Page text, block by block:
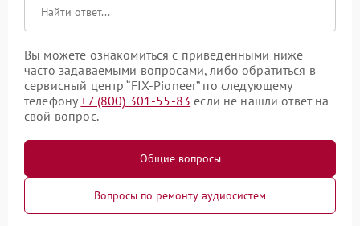
Вы можете ознакомиться с приведенными ниже
часто задаваемыми вопросами, либо обратиться в
сервисный центр “FIX-Pioneer” по следующему
телефону+7 (800) 301-55-83 если не нашли ответ на
свой вопрос.
Общие вопросы
Вопросы по ремонту аудиосистем